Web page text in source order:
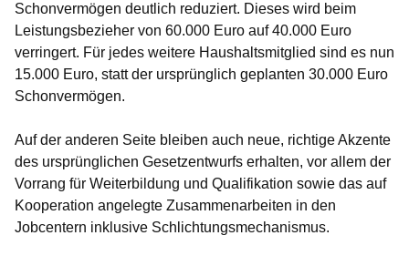
Schonvermögen deutlich reduziert. Dieses wird beim
Leistungsbezieher von 60.000 Euro auf 40.000 Euro
verringert. Für jedes weitere Haushaltsmitglied sind es nun
15.000 Euro, statt der ursprünglich geplanten 30.000 Euro
Schonvermögen.
Auf der anderen Seite bleiben auch neue, richtige Akzente
des ursprünglichen Gesetzentwurfs erhalten, vor allem der
Vorrang für Weiterbildung und Qualifikation sowie das auf
Kooperation angelegte Zusammenarbeiten in den
Jobcentern inklusive Schlichtungsmechanismus.